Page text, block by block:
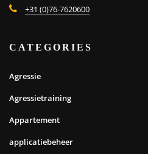
+31 (0)76-7620600
CATEGORIES
Agressie
Agressietraining
Appartement
applicatiebeheer